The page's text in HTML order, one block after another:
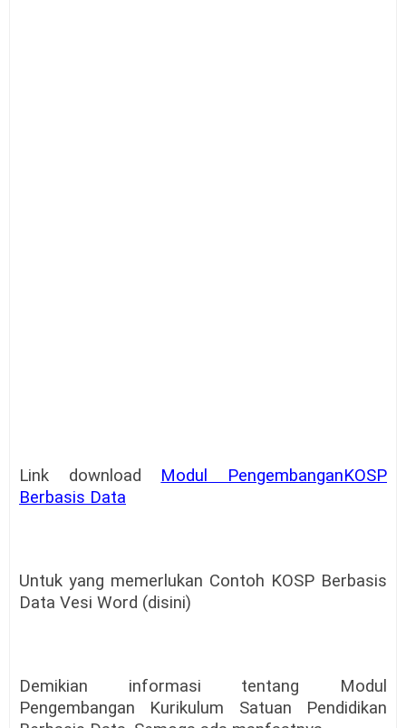
Link download Modul PengembanganKOSP
Berbasis Data
Untuk yang memerlukan Contoh KOSP Berbasis
Data Vesi Word (disini)
Demikian informasi tentang Modul
Pengembangan Kurikulum Satuan Pendidikan